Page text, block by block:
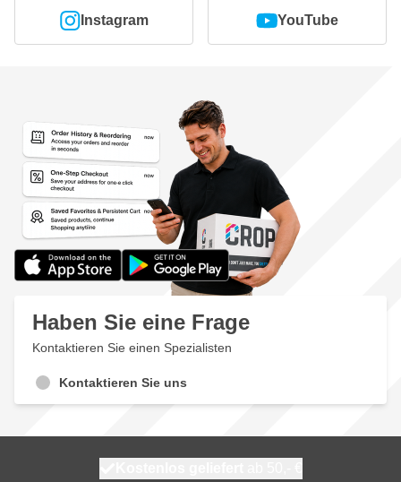
Instagram YouTube
Haben Sie eine Frage
Kontaktieren Sie einen Spezialisten
Kontaktieren Sie uns